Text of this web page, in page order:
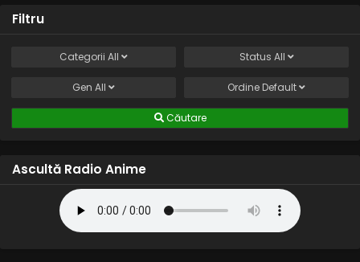
Filtru
Categorii All Status All
Gen All Ordine Default
Căutare
Ascultă Radio Anime